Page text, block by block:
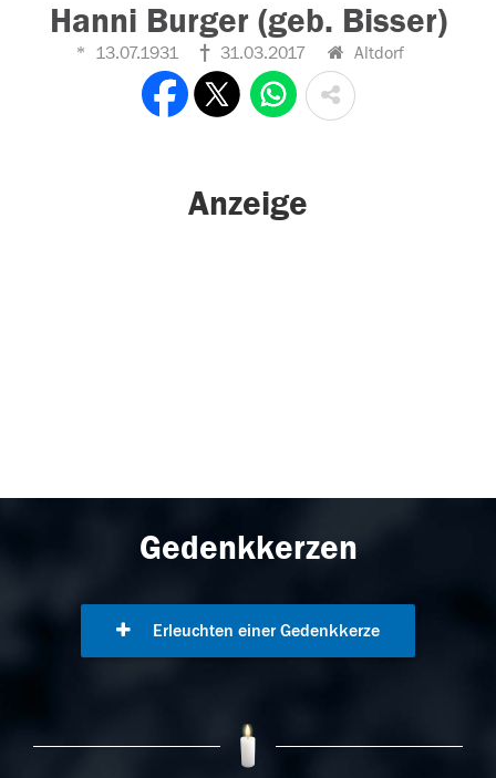
Hanni Burger (geb. Bisser)
13.07.1931 31.03.2017 Altdorf
Anzeige
Gedenkkerzen
Erleuchten einer Gedenkkerze